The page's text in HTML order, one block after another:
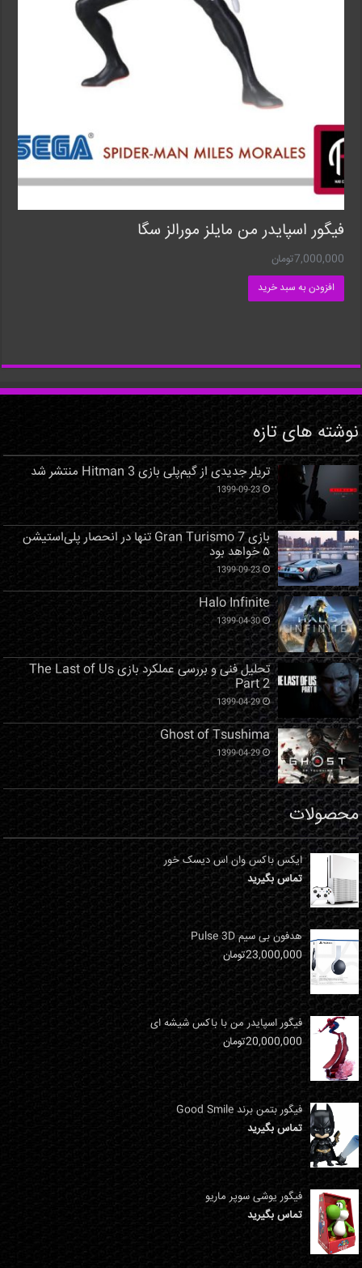
فیگور اسپایدر من مایلز مورالز سگا
7,000,000تومان
افزودن به سبد خرید
نوشته های تازه
تریلر جدیدی از گیم‌پلی بازی Hitman 3 منتشر شد
1399-09-23
بازی Gran Turismo 7 تنها در انحصار پلی‌استیشن
۵ خواهد بود
1399-09-23
Halo Infinite
1399-04-30
تحلیل فنی و بررسی عملکرد بازی The Last of Us
Part 2
1399-04-29
Ghost of Tsushima
1399-04-29
محصولات
ایکس باکس وان اس دیسک خور
تماس بگیرید
هدفون بی سیم Pulse 3D
23,000,000تومان
فیگور اسپایدر من با باکس شیشه ای
20,000,000تومان
فیگور بتمن برند Good Smile
تماس بگیرید
فیگور یوشی سوپر ماریو
تماس بگیرید